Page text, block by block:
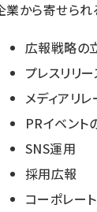
業から寄せら
広報戦略の
プレスリリ
メディアリ
PRイベント
SNS運用
採用広報
コーポレー